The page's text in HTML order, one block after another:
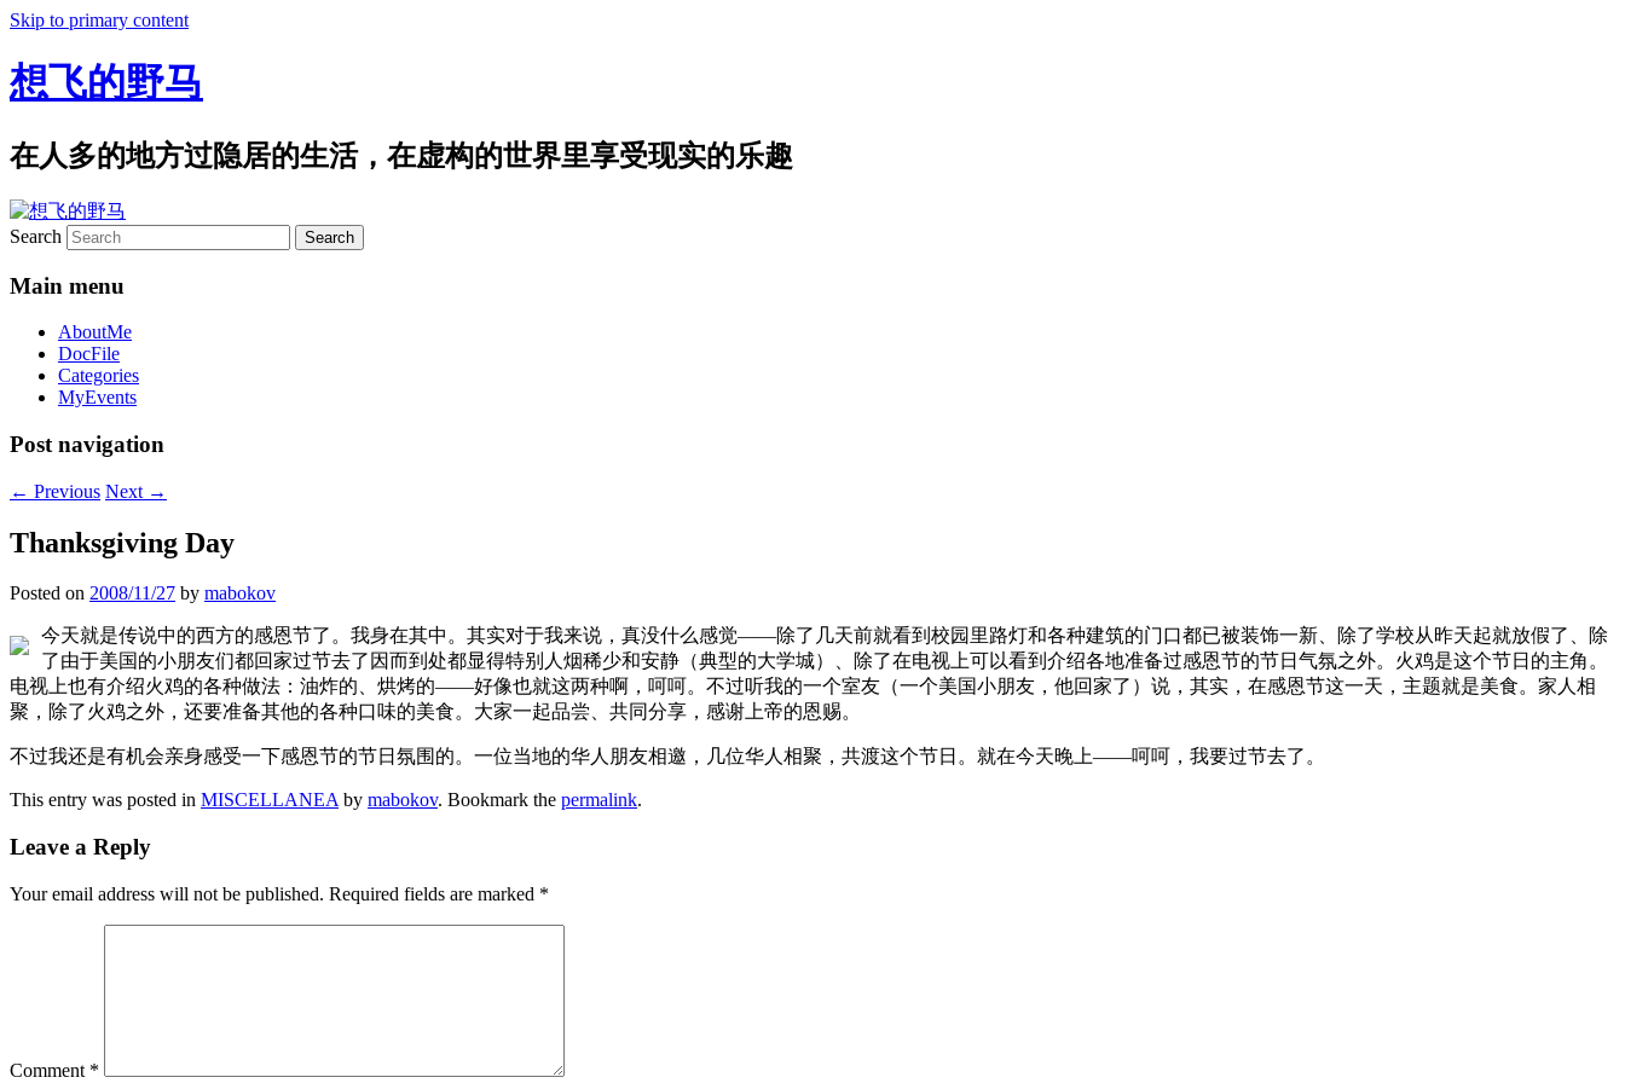
Skip to primary content
想飞的野马
在人多的地方过隐居的生活，在虚构的世界里享受现实的乐趣
Search
Main menu
AboutMe
DocFile
Categories
MyEvents
Post navigation
← Previous Next →
Thanksgiving Day
Posted on 2008/11/27 by mabokov
今天就是传说中的西方的感恩节了。我身在其中。其实对于我来说，真没什么感觉——除了几天前就看到校园里路灯和各种建筑的门口都已被装饰一新、除了学校从昨天起就放假了、除
了由于美国的小朋友们都回家过节去了因而到处都显得特别人烟稀少和安静（典型的大学城）、除了在电视上可以看到介绍各地准备过感恩节的节日气氛之外。火鸡是这个节日的主角。
电视上也有介绍火鸡的各种做法：油炸的、烘烤的——好像也就这两种啊，呵呵。不过听我的一个室友（一个美国小朋友，他回家了）说，其实，在感恩节这一天，主题就是美食。家人相
聚，除了火鸡之外，还要准备其他的各种口味的美食。大家一起品尝、共同分享，感谢上帝的恩赐。
不过我还是有机会亲身感受一下感恩节的节日氛围的。一位当地的华人朋友相邀，几位华人相聚，共渡这个节日。就在今天晚上——呵呵，我要过节去了。
This entry was posted in MISCELLANEAby mabokov. Bookmark the permalink.
Leave a Reply
Your email address will not be published. Required fields are marked *
Comment *